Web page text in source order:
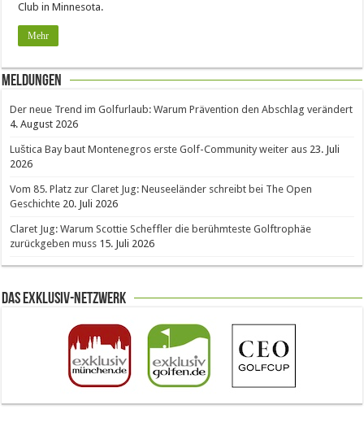
Club in Minnesota.
Mehr
Meldungen
Der neue Trend im Golfurlaub: Warum Prävention den Abschlag verändert
4. August 2026
Luštica Bay baut Montenegros erste Golf-Community weiter aus 23. Juli
2026
Vom 85. Platz zur Claret Jug: Neuseeländer schreibt bei The Open
Geschichte 20. Juli 2026
Claret Jug: Warum Scottie Scheffler die berühmteste Golftrophäe
zurückgeben muss 15. Juli 2026
Das Exklusiv-Netzwerk